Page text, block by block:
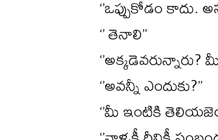
‘’ఒప్పుకోడం
‘’ తెనాలి’’
‘’అవన్నీ ఎందుకు?’’
‘’మీ ఇంటికి